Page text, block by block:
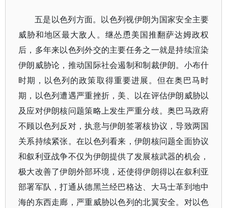
五是以色列方面。以色列视伊朗为国家安全主要
威胁和地区最大敌人。继怂恿美国推翻萨达姆政权
后，多年来以色列外交的主要任务之一就是持续渲染
伊朗威胁论，推动国际社会遏制和制裁伊朗。小布什
时期，以色列的政策取得重要进展。但在奥巴马时
期，以色列遭遇严重挫折，美、以在评估伊朗威胁以
及应对伊朗核问题策略上发生严重分歧。奥巴马政府
不顾以色列反对，执意与伊朗签署核协议，导致两国
关系持续紧张。在以色列看来，伊朗核问题全面协议
和叙利亚战争不仅为伊朗提供了发展核武器的机会，
极大改善了伊朗外部环境，还使得伊朗得以在叙利亚
部署军队，打通从德黑兰经巴格达、大马士革到地中
海的东西走廊，严重威胁以色列的北翼安全。对以色